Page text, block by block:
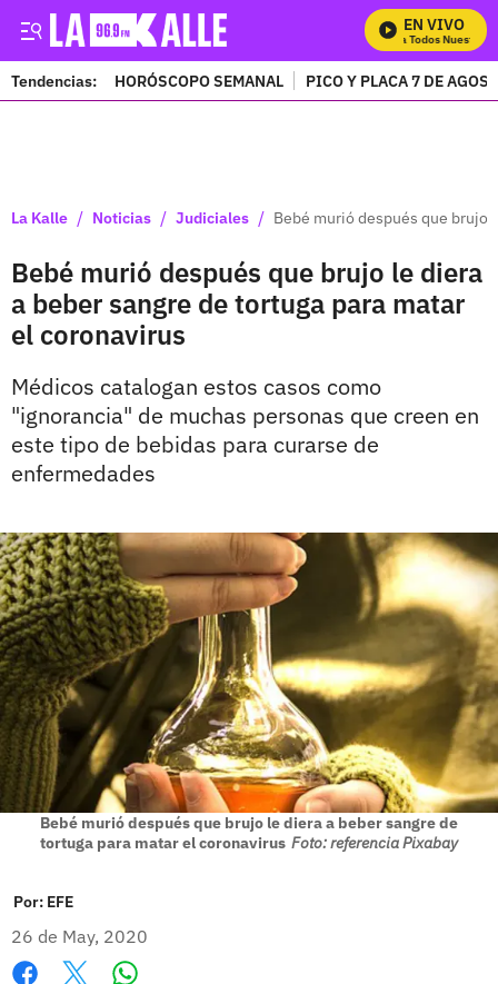
EN VIVO
Mira Todos Nuestros
Tendencias: HORÓSCOPO SEMANAL PICO Y PLACA 7 DE
La Kalle / Noticias / Judiciales / Bebé murió después que brujo
Bebé murió después que brujo le diera
a beber sangre de tortuga para matar
el coronavirus
Médicos catalogan estos casos como
"ignorancia" de muchas personas que creen en
este tipo de bebidas para curarse de
enfermedades
Bebé murió después que brujo le diera a beber sangre de
tortuga para matar el coronavirus Foto: referencia Pixabay
Por: EFE
26 de May, 2020